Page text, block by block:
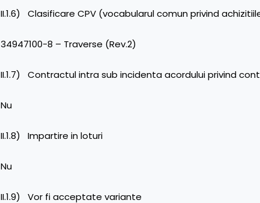
II.1.6) Clasificare CPV (vocabularul comun privind
34947100-8 – Traverse (Rev.2)
II.1.7) Contractul intra sub incidenta acordului privind
Nu
II.1.8) Impartire in loturi
Nu
II.1.9) Vor fi acceptate variante